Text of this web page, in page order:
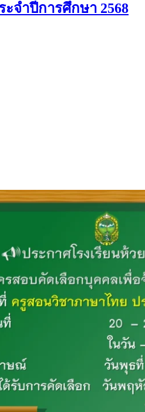
จำปีการศึกษา 2568